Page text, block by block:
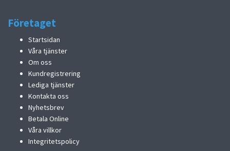
Företaget
Startsidan
Våra tjänster
Om oss
Kundregistrering
Lediga tjänster
Kontakta oss
Nyhetsbrev
Betala Online
Våra villkor
Integritetspolicy